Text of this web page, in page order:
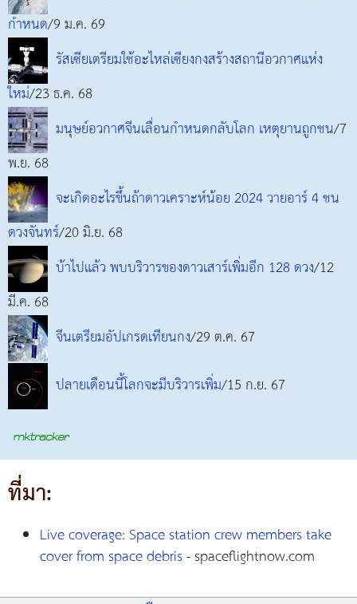
กำหนด/9 ม.ค. 69
รัสเซียเตรียมใช้อะไหล่เซียงกงสร้างสถานีอวกาศแห่ง
ใหม่/23 ธ.ค. 68
มนุษย์อวกาศจีนเลื่อนกำหนดกลับโลก เหตุยานถูกชน/7
พ.ย. 68
จะเกิดอะไรขึ้นถ้าดาวเคราะห์น้อย 2024 วายอาร์ 4 ชน
ดวงจันทร์/20 มิ.ย. 68
บ้าไปแล้ว พบบริวารของดาวเสาร์เพิ่มอีก 128 ดวง/12
มี.ค. 68
จีนเตรียมอัปเกรดเทียนกง/29 ต.ค. 67
ปลายเดือนนี้โลกจะมีบริวารเพิ่ม/15 ก.ย. 67
ที่มา:
Live coverage: Space station crew members take
cover from space debris- spaceflightnow.com